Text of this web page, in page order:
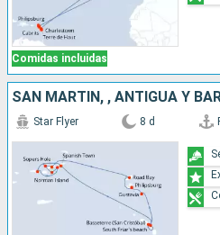
Comidas incluidas
Star Flyer 8 d